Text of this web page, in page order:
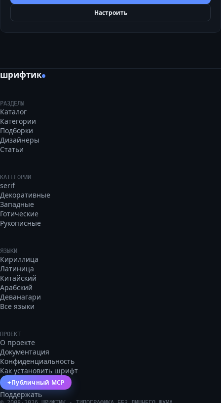
Настроить
шрифтик
РАЗДЕЛЫ
Каталог
Категории
Подборки
Дизайнеры
Статьи
КАТЕГОРИИ
serif
Декоративные
Западные
Готические
Рукописные
ЯЗЫКИ
Кириллица
Латиница
Китайский
Арабский
Деванагари
Все языки
ПРОЕКТ
О проекте
Документация
Конфиденциальность
Как установить шрифт
✦Публичный MCP
Поддержать